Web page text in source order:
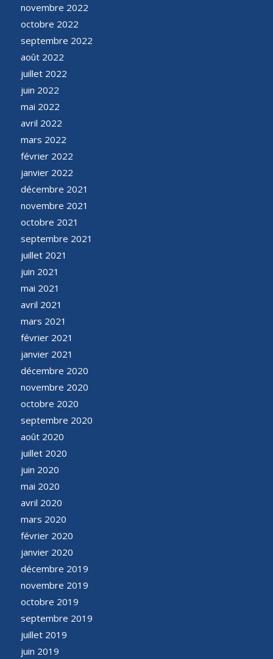
novembre 2022
octobre 2022
septembre 2022
août 2022
juillet 2022
juin 2022
mai 2022
avril 2022
mars 2022
février 2022
janvier 2022
décembre 2021
novembre 2021
octobre 2021
septembre 2021
juillet 2021
juin 2021
mai 2021
avril 2021
mars 2021
février 2021
janvier 2021
décembre 2020
novembre 2020
octobre 2020
septembre 2020
août 2020
juillet 2020
juin 2020
mai 2020
avril 2020
mars 2020
février 2020
janvier 2020
décembre 2019
novembre 2019
octobre 2019
septembre 2019
juillet 2019
juin 2019